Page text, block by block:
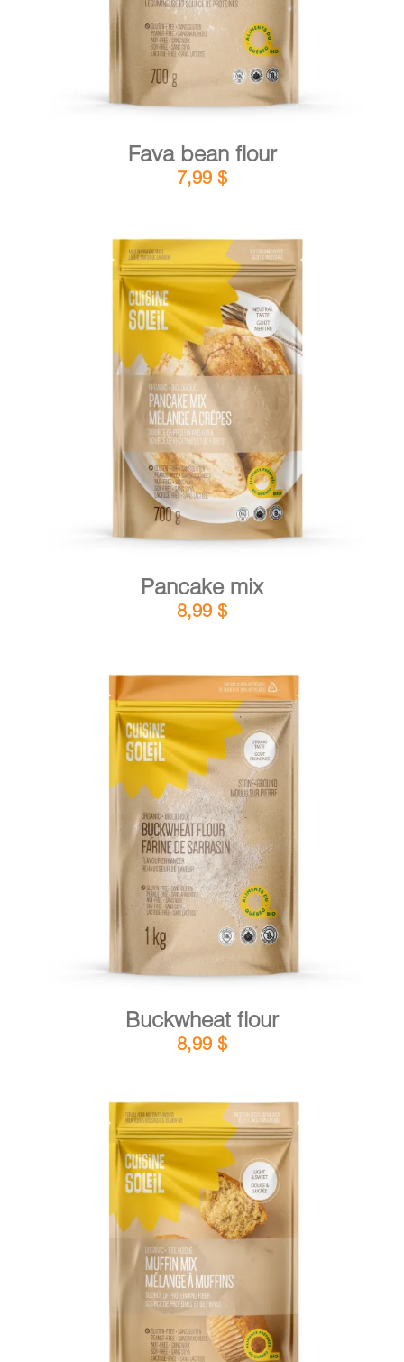
Fava bean flour
7,99 $
ADD TO CART
Pancake mix
8,99 $
ADD TO CART / DETAILS
Buckwheat flour
8,99 $
ADD TO CART